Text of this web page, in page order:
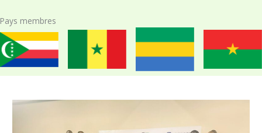
Pays membres
Comores Sénegal Burkina Faso